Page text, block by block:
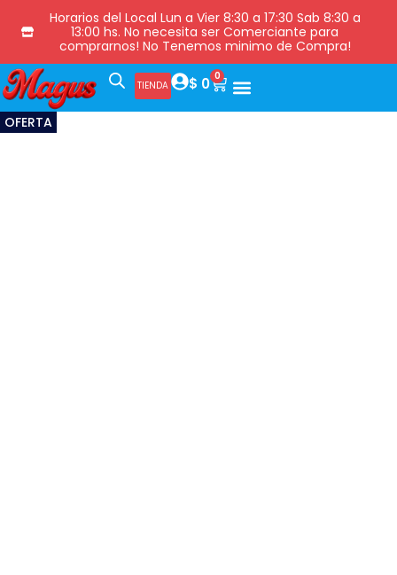
Horarios del Local Lun a Vier 8:30 a 17:30 Sab 8:30 a
13:00 hs. No necesita ser Comerciante para
comprarnos! No Tenemos minimo de Compra!
TIENDA $ 0 0
OFERTA